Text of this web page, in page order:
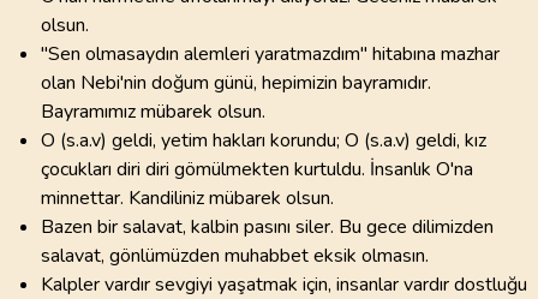
olsun.
"Sen olmasaydın alemleri yaratmazdım" hitabına mazhar
olan Nebi'nin doğum günü, hepimizin bayramıdır.
Bayramımız mübarek olsun.
O (s.a.v) geldi, yetim hakları korundu; O (s.a.v) geldi, kız
çocukları diri diri gömülmekten kurtuldu. İnsanlık O'na
minnettar. Kandiliniz mübarek olsun.
Bazen bir salavat, kalbin pasını siler. Bu gece dilimizden
salavat, gönlümüzden muhabbet eksik olmasın.
Kalpler vardır sevgiyi yaşatmak için, insanlar vardır dostluğu